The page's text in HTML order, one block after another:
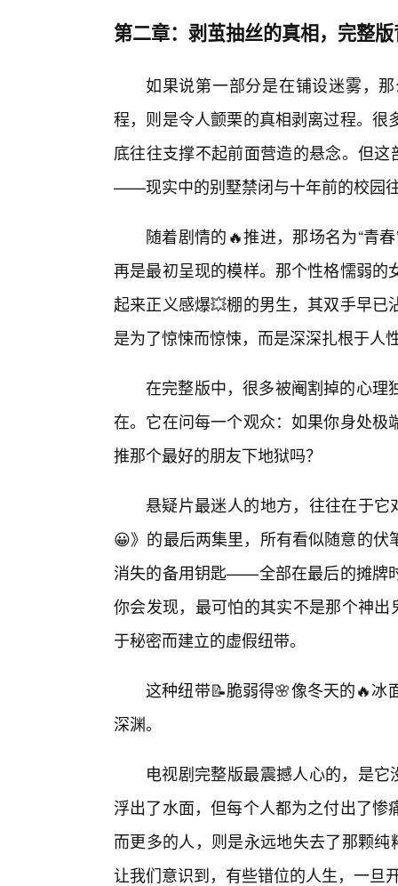
第二章：剥茧抽丝的真相，完整
如果说第一部分是在铺设迷雾，
程，则是令人颤栗的真相剥离过程。
底往往支撑不起前面营造的悬念。但
——现实中的别墅禁闭与十年前的校园
随着剧情的🔥推进，那场名为“青
再是最初呈现的模样。那个性格懦弱
起来正义感爆💥棚的男生，其双手早
是为了惊悚而惊悚，而是深深扎根于人
在完整版中，很多被阉割掉的心理
在。它在问每一个观众：如果你身处
推那个最好的朋友下地狱吗？
悬疑片最迷人的地方，往往在于它
😀》的最后两集里，所有看似随意的
消失的备用钥匙——全部在最后的摊牌
你会发现，最可怕的其实不是那个神
于秘密而建立的虚假纽带。
这种纽带📝脆弱得🌸像冬天的🔥冰
深渊。
电视剧完整版最震撼人心的，是
浮出了水面，但每个人都为之付出了
而更多的人，则是永远地失去了那颗
让我们意识到，有些错位的人生，一旦